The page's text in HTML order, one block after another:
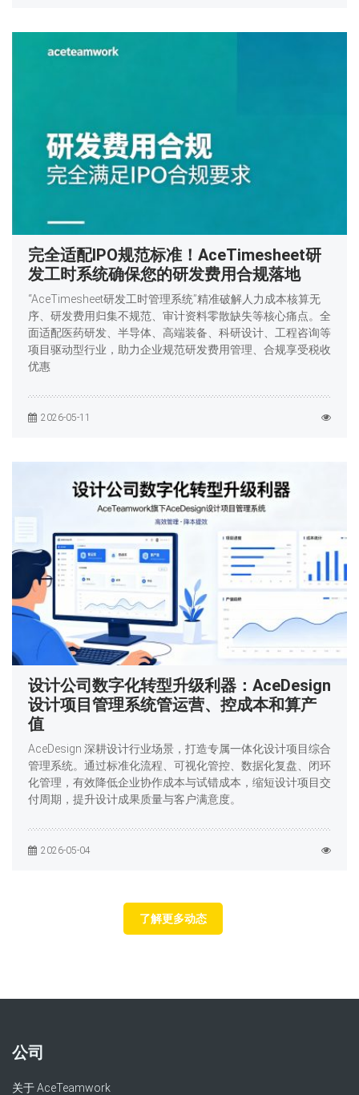
完全适配IPO规范标准！AceTimesheet研
发工时系统确保您的研发费用合规落地
“AceTimesheet研发工时管理系统”精准破解人力成本核算无
序、研发费用归集不规范、审计资料零散缺失等核心痛点。全
面适配医药研发、半导体、高端装备、科研设计、工程咨询等
项目驱动型行业，助力企业规范研发费用管理、合规享受税收
优惠
2026-05-11
设计公司数字化转型升级利器：AceDesign
设计项目管理系统管运营、控成本和算产
值
AceDesign 深耕设计行业场景，打造专属一体化设计项目综合
管理系统。通过标准化流程、可视化管控、数据化复盘、闭环
化管理，有效降低企业协作成本与试错成本，缩短设计项目交
付周期，提升设计成果质量与客户满意度。
2026-05-04
了解更多动态
公司
关于 AceTeamwork